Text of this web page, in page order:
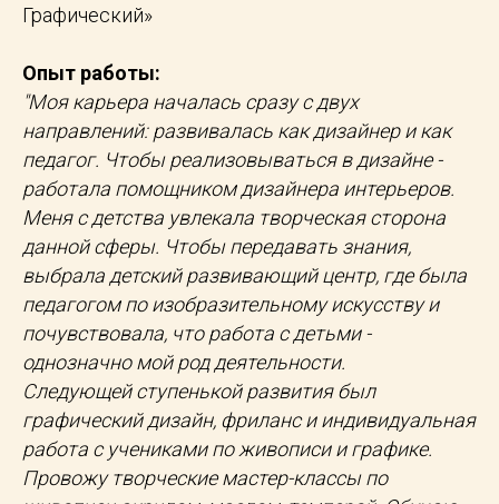
Графический»
Опыт работы:
"Моя карьера началась сразу с двух
направлений: развивалась как дизайнер и как
педагог. Чтобы реализовываться в дизайне -
работала помощником дизайнера интерьеров.
Меня с детства увлекала творческая сторона
данной сферы. Чтобы передавать знания,
выбрала детский развивающий центр, где была
педагогом по изобразительному искусству и
почувствовала, что работа с детьми -
однозначно мой род деятельности.
Следующей ступенькой развития был
графический дизайн, фриланс и индивидуальная
работа с учениками по живописи и графике.
Провожу творческие мастер-классы по